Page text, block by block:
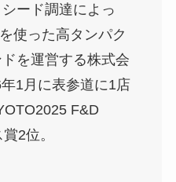
ード調達によっ
使った高タンパク
を運営する株式会
1月に表参道に1店
F&D
2位。